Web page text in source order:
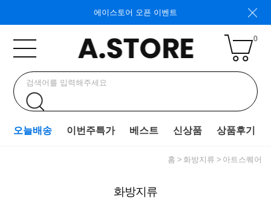
에이스토어 오픈 이벤트
0
오늘배송 이번주특가 베스트 신상품 상품후기
홈 화방지류 아트스퀘어
화방지류